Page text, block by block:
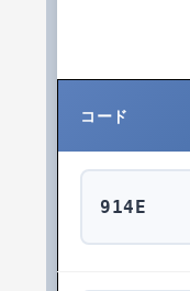
コード
914E